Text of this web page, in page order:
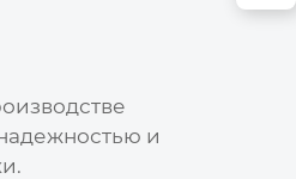
и